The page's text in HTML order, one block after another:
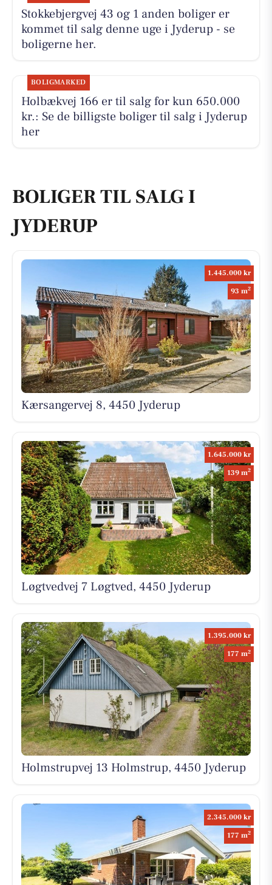
Stokkebjergvej 43 og 1 anden boliger er
kommet til salg denne uge i Jyderup - se
boligerne her.
BOLIGMARKED
Holbækvej 166 er til salg for kun 650.000
kr.: Se de billigste boliger til salg i Jyderup
her
BOLIGER TIL SALG I
JYDERUP
1.445.000 kr
93 m2
Kærsangervej 8, 4450 Jyderup
1.645.000 kr
139 m2
Løgtvedvej 7 Løgtved, 4450 Jyderup
1.395.000 kr
177 m2
Holmstrupvej 13 Holmstrup, 4450 Jyderup
2.345.000 kr
177 m2